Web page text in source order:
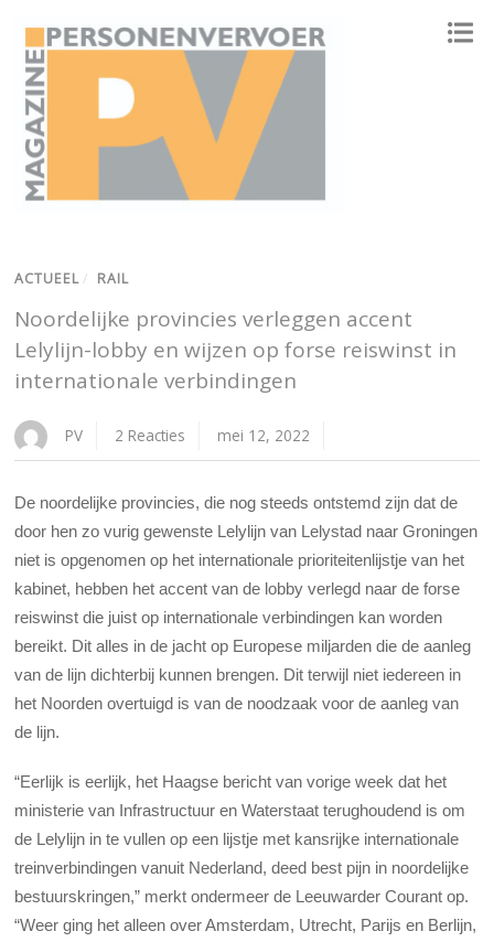
ACTUEEL / RAIL
Noordelijke provincies verleggen accent
Lelylijn-lobby en wijzen op forse reiswinst in
internationale verbindingen
PV 2 Reacties mei 12, 2022
De noordelijke provincies, die nog steeds ontstemd zijn dat de
door hen zo vurig gewenste Lelylijn van Lelystad naar Groningen
niet is opgenomen op het internationale prioriteitenlijstje van het
kabinet, hebben het accent van de lobby verlegd naar de forse
reiswinst die juist op internationale verbindingen kan worden
bereikt. Dit alles in de jacht op Europese miljarden die de aanleg
van de lijn dichterbij kunnen brengen. Dit terwijl niet iedereen in
het Noorden overtuigd is van de noodzaak voor de aanleg van
de lijn.
“Eerlijk is eerlijk, het Haagse bericht van vorige week dat het
ministerie van Infrastructuur en Waterstaat terughoudend is om
de Lelylijn in te vullen op een lijstje met kansrijke internationale
treinverbindingen vanuit Nederland, deed best pijn in noordelijke
bestuurskringen,” merkt ondermeer de Leeuwarder Courant op.
“Weer ging het alleen over Amsterdam, Utrecht, Parijs en Berlijn,